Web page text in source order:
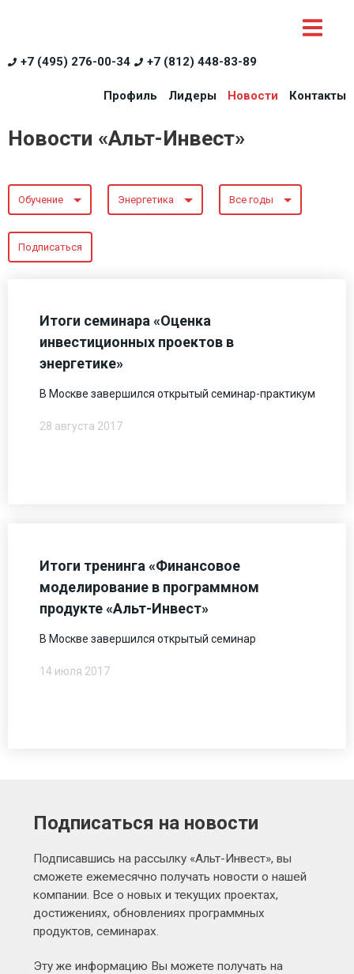
+7 (495) 276-00-34 +7 (812) 448-83-89
Профиль Лидеры Новости Контакты
Новости «Альт-Инвест»
Обучение Энергетика Все годы
Подписаться
Итоги семинара «Оценка
инвестиционных проектов в
энергетике»
В Москве завершился открытый семинар-практикум
28 августа 2017
Итоги тренинга «Финансовое
моделирование в программном
продукте «Альт-Инвест»
В Москве завершился открытый семинар
14 июля 2017
Подписаться на новости
Подписавшись на рассылку «Альт-Инвест», вы
сможете ежемесячно получать новости о нашей
компании. Все о новых и текущих проектах,
достижениях, обновлениях программных
продуктов, семинарах.
Эту же информацию Вы можете получать на